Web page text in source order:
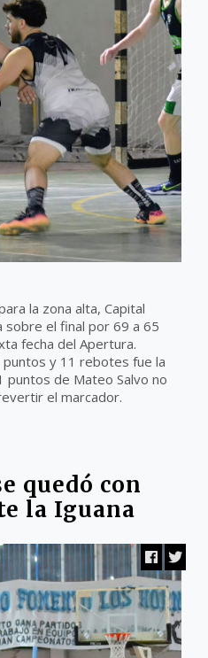
la zona alta, Capital
sobre el final por 69 a 65
fecha del Apertura.
puntos y 11 rebotes fue la
puntos de Mateo Salvo no
el marcador.
quedó con
la Iguana